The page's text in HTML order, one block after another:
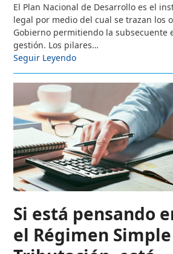
El Plan Nacional de Desarrollo es el
legal por medio del cual se trazan los
Gobierno permitiendo la subsecuente
gestión. Los pilares…
Seguir Leyendo
Si está pensando
el Régimen